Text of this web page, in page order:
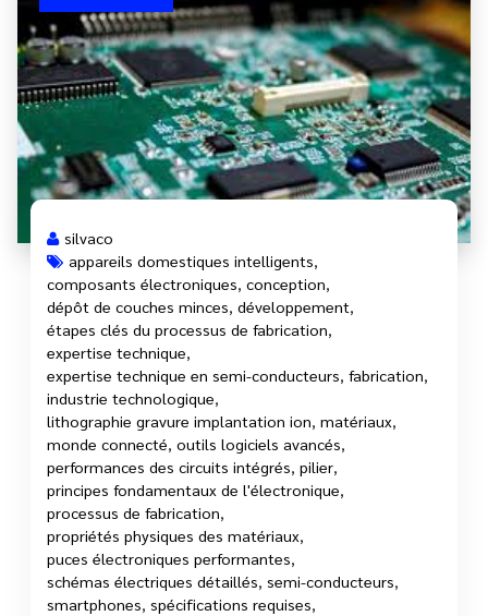
silvaco
appareils domestiques intelligents,
composants électroniques, conception,
dépôt de couches minces, développement,
étapes clés du processus de fabrication,
expertise technique,
expertise technique en semi-conducteurs, fabrication,
industrie technologique,
lithographie gravure implantation ion, matériaux,
monde connecté, outils logiciels avancés,
performances des circuits intégrés, pilier,
principes fondamentaux de l'électronique,
processus de fabrication,
propriétés physiques des matériaux,
puces électroniques performantes,
schémas électriques détaillés, semi-conducteurs,
smartphones, spécifications requises,